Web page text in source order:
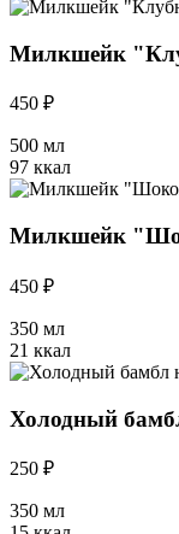
Милкшейк
450 ₽
500 мл
97 ккал
Милкшейк
450 ₽
350 мл
21 ккал
Холодный
250 ₽
350 мл